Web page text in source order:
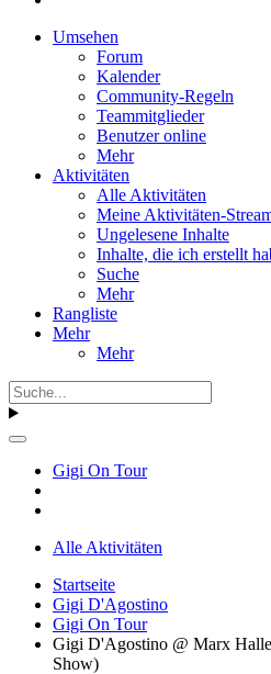
Umsehen
Forum
Kalender
Community-Regeln
Teammitglieder
Benutzer online
Mehr
Aktivitäten
Alle Aktivitäten
Meine Aktivitäten-
Ungelesene Inhalte
Inhalte, die ich erstellt
Suche
Mehr
Rangliste
Mehr
Mehr
Gigi On Tour
Alle Aktivitäten
Startseite
Gigi D'Agostino
Gigi On Tour
Gigi D'Agostino @ Marx
Show)